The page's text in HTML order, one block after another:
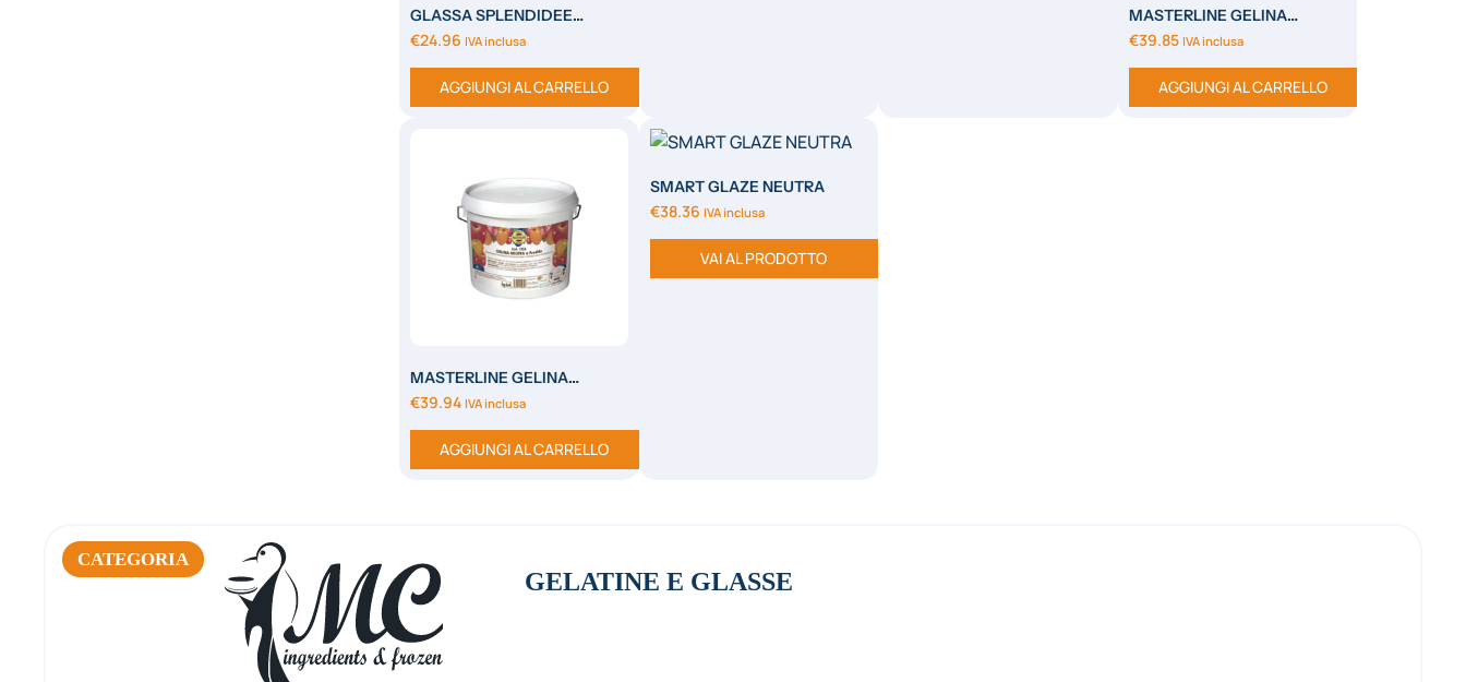
GLASSA SPLENDIDEE
MANGO ALPHONSO
€24.96 IVA inclusa
AGGIUNGI AL CARRELLO
MASTERLINE GELINA
CLASSIC ALBICOCCA A CAL.
€39.85 IVA inclusa
AGGIUNGI AL CARRELLO
MASTERLINE GELINA
NEUTRA FREDDO
€39.94 IVA inclusa
AGGIUNGI AL CARRELLO
SMART GLAZE NEUTRA
€38.36 IVA inclusa
VAI AL PRODOTTO
CATEGORIA
GELATINE E GLASSE